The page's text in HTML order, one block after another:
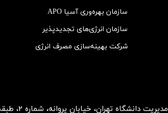
تهران، خیابان پروانه، شماره 2، طبقه 5، واحد 15
سازمان بهره‌وری آسیا APO
سازمان انرژی‌های تجدیدپذیر
شرکت بهينه‌سازی مصرف انرژی